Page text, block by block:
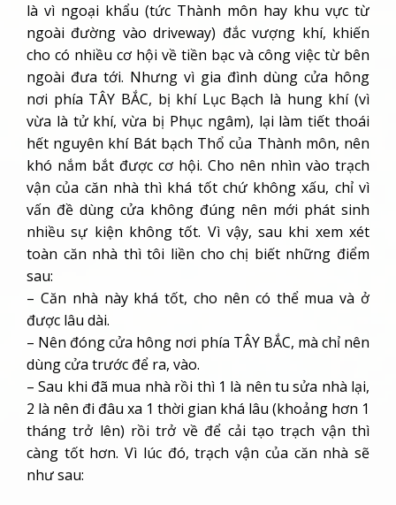
vừa là tử khí, vừa bị Phục ngâm), lại làm tiết thoái
hết nguyên khí Bát bạch Thổ của Thành môn, nên
khó nắm bắt được cơ hội. Cho nên nhìn vào trạch
vận của căn nhà thì khá tốt chứ không xấu, chỉ vì
vấn đề dùng cửa không đúng nên mới phát sinh
nhiều sự kiện không tốt. Vì vậy, sau khi xem xét
toàn căn nhà thì tôi liền cho chị biết những điểm
sau:
– Căn nhà này khá tốt, cho nên có thể mua và ở
được lâu dài.
– Nên đóng cửa hông nơi phía TÂY BẮC, mà chỉ nên
dùng cửa trước để ra, vào.
– Sau khi đã mua nhà rồi thì 1 là nên tu sửa nhà lại,
2 là nên đi đâu xa 1 thời gian khá lâu (khoảng hơn 1
tháng trở lên) rồi trở về để cải tạo trạch vận thì
càng tốt hơn. Vì lúc đó, trạch vận của căn nhà sẽ
như sau:
Sau khi thay đổi trạch vận thì phía trước sẽ đắc
vượng khí của Hướng tinh, cho nên nếu dùng cửa